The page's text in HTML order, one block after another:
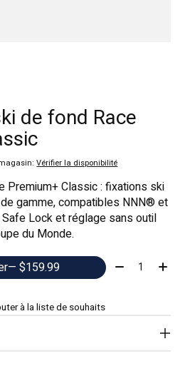
de fond Race
:Vérifier la disponibilité
Premium+ Classic : fixations ski
gamme, compatibles NNN® et
Lock et réglage sans outil
du Monde.
— $159.99 Quantité:
à la liste de souhaits